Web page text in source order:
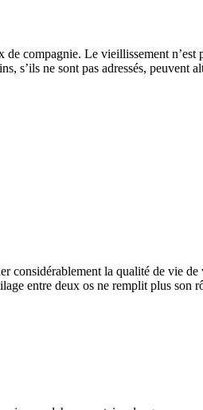
compagnie. Le vieillissement
s’ils ne sont pas adressés,
la qualité de vie de
entre deux os ne remplit plus